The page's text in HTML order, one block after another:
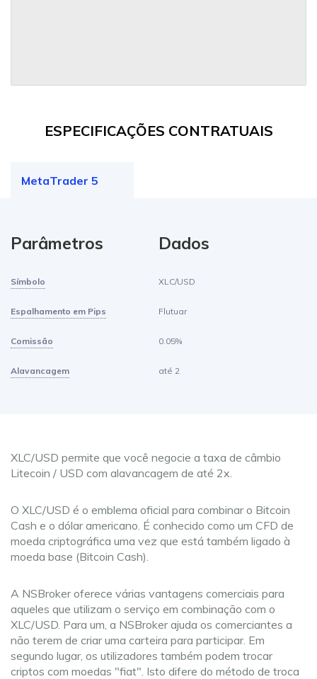
ESPECIFICAÇÕES CONTRATUAIS
MetaTrader 5
Parâmetros Dados
Símbolo XLC/USD
Espalhamento em Pips Flutuar
Comissão 0.05%
Alavancagem até 2
XLC/USD permite que você negocie a taxa de câmbio
Litecoin / USD com alavancagem de até 2x.
O XLC/USD é o emblema oficial para combinar o Bitcoin
Cash e o dólar americano. É conhecido como um CFD de
moeda criptográfica uma vez que está também ligado à
moeda base (Bitcoin Cash).
A NSBroker oferece várias vantagens comerciais para
aqueles que utilizam o serviço em combinação com o
XLC/USD. Para um, a NSBroker ajuda os comerciantes a
não terem de criar uma carteira para participar. Em
segundo lugar, os utilizadores também podem trocar
criptos com moedas "fiat". Isto difere do método de troca